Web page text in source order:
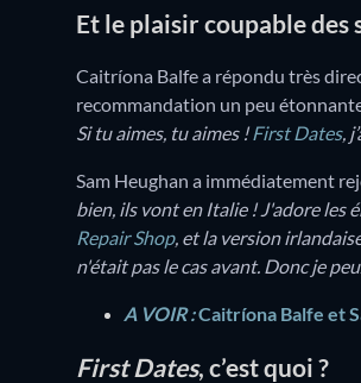
Et le plaisir coupable
Caitríona Balfe a répondu très
recommandation un peu
Si tu aimes, tu aimes !First Dates,
Sam Heughan a immédiatement
bien, ils vont en Italie ! J'adore les
Repair Shop, et la version
n'était pas le cas avant. Donc je
A VOIR :Caitríona Balfe et
First Dates, c’est quoi ?